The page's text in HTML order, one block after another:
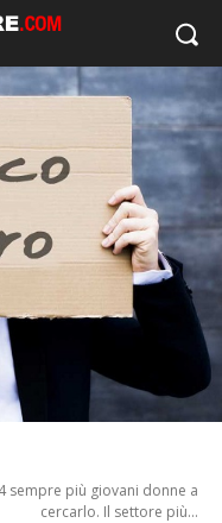
sempre più giovani donne a
cercarlo. Il settore più...